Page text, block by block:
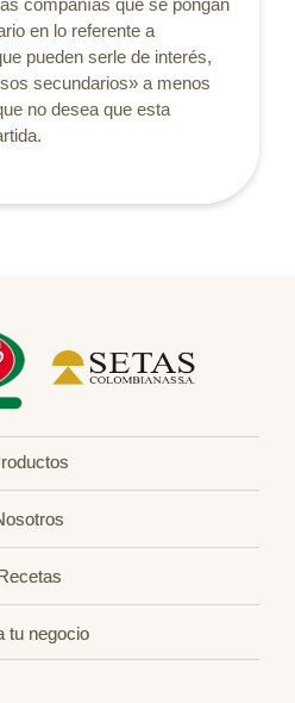
compañías que se pongan
en lo referente a
pueden serle de interés,
secundarios» a menos
no desea que esta
tu negocio